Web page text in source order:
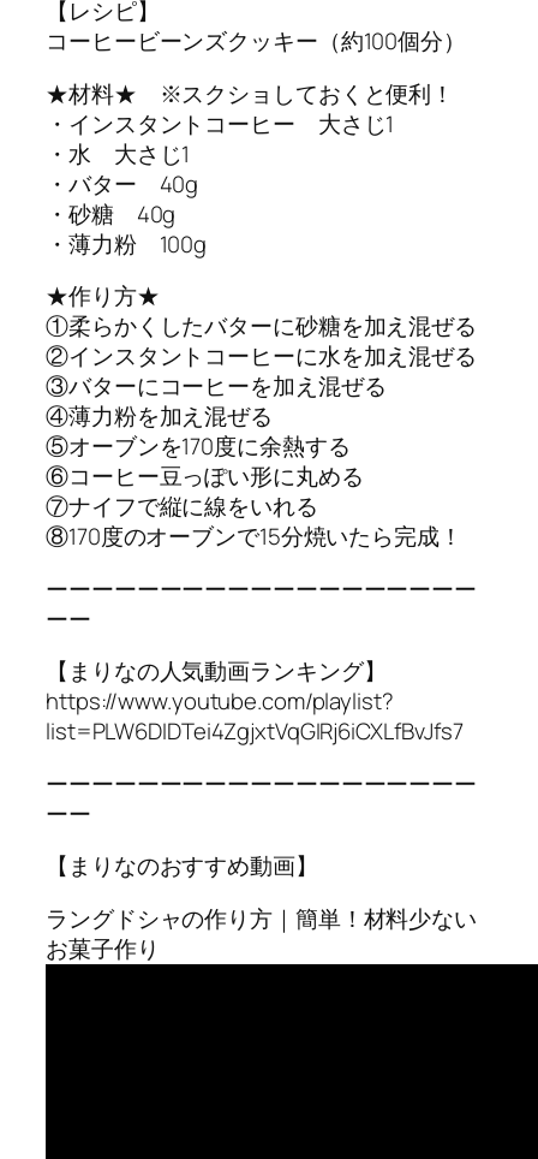
【レシピ】
コーヒービーンズクッキー（約100個分）
★材料★ ※スクショしておくと便利！
・インスタントコーヒー 大さじ1
・水 大さじ1
・バター 40g
・砂糖 40g
・薄力粉 100g
★作り方★
①柔らかくしたバターに砂糖を加え混ぜる
②インスタントコーヒーに水を加え混ぜる
③バターにコーヒーを加え混ぜる
④薄力粉を加え混ぜる
⑤オーブンを170度に余熱する
⑥コーヒー豆っぽい形に丸める
⑦ナイフで縦に線をいれる
⑧170度のオーブンで15分焼いたら完成！
ーーーーーーーーーーーーーーーーーーー
ーー
【まりなの人気動画ランキング】
https://www.youtube.com/playlist?
list=PLW6DIDTei4ZgjxtVqGIRj6iCXLfBvJfs7
ーーーーーーーーーーーーーーーーーーー
ーー
【まりなのおすすめ動画】
ラングドシャの作り方｜簡単！材料少ない
お菓子作り